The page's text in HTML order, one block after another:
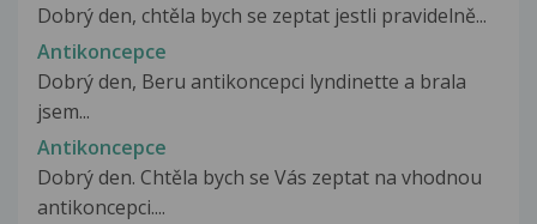
Dobrý den, chtěla bych se zeptat jestli pravidelně...
Antikoncepce
Dobrý den, Beru antikoncepci lyndinette a brala
jsem...
Antikoncepce
Dobrý den. Chtěla bych se Vás zeptat na vhodnou
antikoncepci....